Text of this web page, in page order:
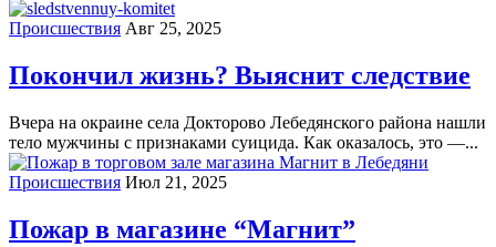
Происшествия Авг 25, 2025
Покончил жизнь? Выяснит следствие
Вчера на окраине села Докторово Лебедянского района нашли
тело мужчины с признаками суицида. Как оказалось, это —...
Происшествия Июл 21, 2025
Пожар в магазине “Магнит”